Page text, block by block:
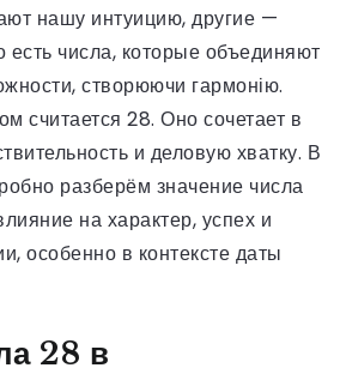
нашу интуицию, другие —
числа, которые объединяют
створюючи гармонію.
считается 28. Оно сочетает в
и деловую хватку. В
разберём значение числа
на характер, успех и
особенно в контексте даты
28 в